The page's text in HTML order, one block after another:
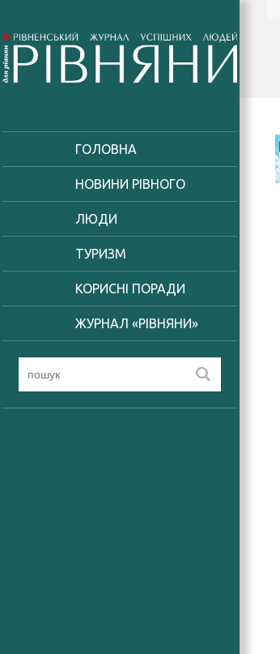
ГОЛОВНА
НОВИНИ РІВНОГО
ЛЮДИ
ТУРИЗМ
КОРИСНІ ПОРАДИ
ЖУРНАЛ «РІВНЯНИ»